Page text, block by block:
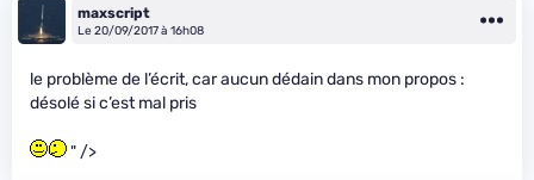
maxscript
Le 20/09/2017 à 16h08
le problème de l’écrit, car aucun dédain dans mon propos :
désolé si c’est mal pris
" />